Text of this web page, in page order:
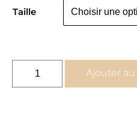
Taille
Ajouter